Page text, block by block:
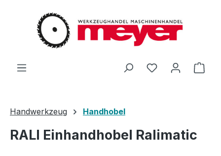
Zum Hauptinhalt springen
Du hast 0
Handwerkzeug Handhobel
RALI Einhandhobel Ralimatic